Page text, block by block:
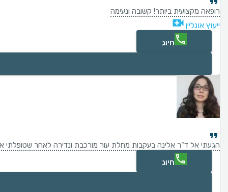
רופאה מקצועית ביותר! קשובה ונעימה
ייעוץ אונליין
חיוג
הגעתי אל ד"ר אלינה בעקבות מחלת עור מורכבת ונדירה לאחר שטופלתי
חיוג